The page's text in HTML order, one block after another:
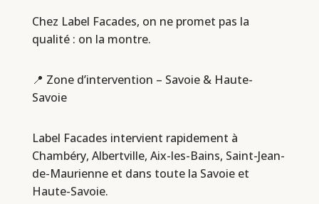
Chez Label Facades, on ne promet pas la
qualité : on la montre.
📍 Zone d’intervention – Savoie & Haute-
Savoie
Label Facades intervient rapidement à
Chambéry, Albertville, Aix-les-Bains, Saint-Jean-
de-Maurienne et dans toute la Savoie et
Haute-Savoie.